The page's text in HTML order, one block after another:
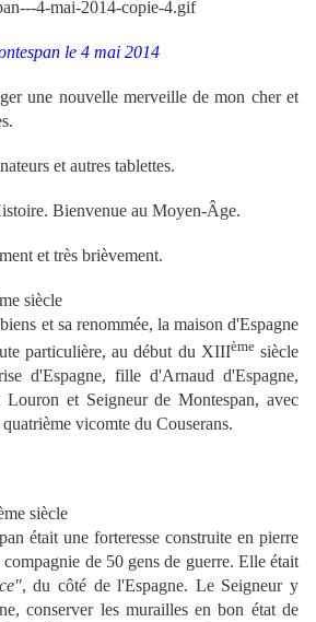
le 4 mai 2014
une nouvelle merveille de mon cher et
et autres tablettes.
Bienvenue au Moyen-Âge.
et très brièvement.
et sa renommée, la maison d'Espagne
particulière, au début du XIIIèmesiècle
d'Espagne, fille d'Arnaud d'Espagne,
Louron et Seigneur de Montespan, avec
vicomte du Couserans.
était une forteresse construite en pierre
de 50 gens de guerre. Elle était
, du côté de l'Espagne. Le Seigneur y
conserver les murailles en bon état de